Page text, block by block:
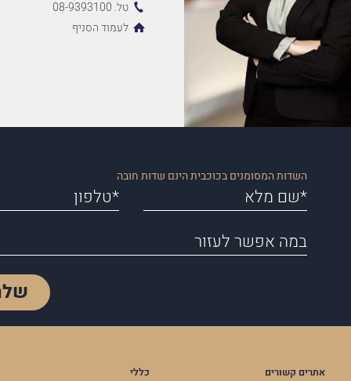
טל. 08-9393100
לעמוד הסניף
השדות המסומנים בכוכבית הינם שדות חובה
אתרים קשורים
כללי